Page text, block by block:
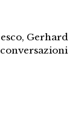
, Gerhard